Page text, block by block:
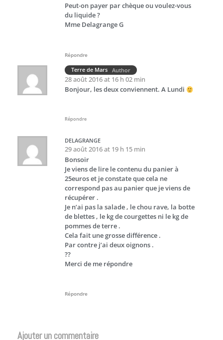
Peut-on payer par chèque ou voulez-vous
du liquide ?
Mme Delagrange G
Répondre
Terre de Mars Author
28 août 2016 at 16 h 02 min
Bonjour, les deux conviennent. A Lundi
Répondre
DELAGRANGE
29 août 2016 at 19 h 15 min
Bonsoir
Je viens de lire le contenu du panier à
25euros et je constate que cela ne
correspond pas au panier que je viens de
récupérer .
Je n’ai pas la salade , le chou rave, la botte
de blettes , le kg de courgettes ni le kg de
pommes de terre .
Cela fait une grosse différence .
Par contre j’ai deux oignons .
??
Merci de me répondre
Répondre
Ajouter un commentaire